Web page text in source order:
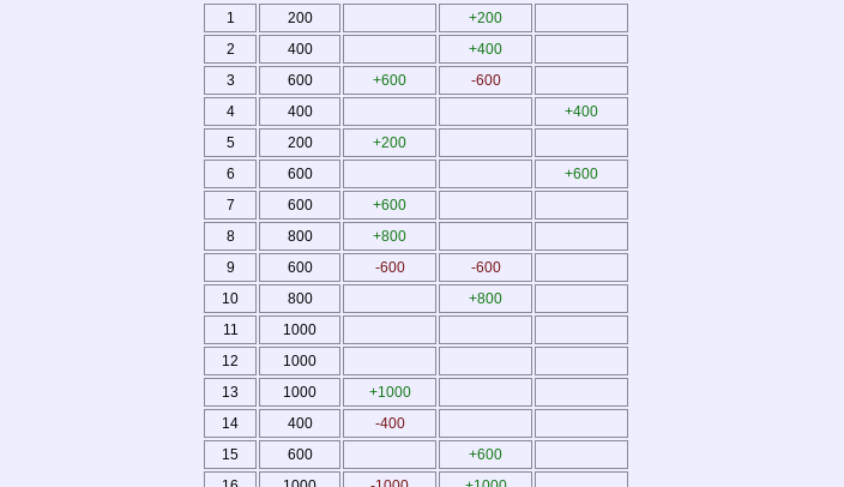
1 200
+200
2
400
+400
3
600 +600
-600
4
400
+400
5
200
+200
6
600
+600
7
600
+600
8
800
+800
9
600 -600
-600
10
800
+800
11
1000
12
1000
13
1000
+1000
14
400
-400
15
600
+600